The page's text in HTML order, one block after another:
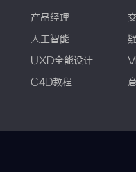
产品经理
人工智能
UXD全能设计
C4D教程